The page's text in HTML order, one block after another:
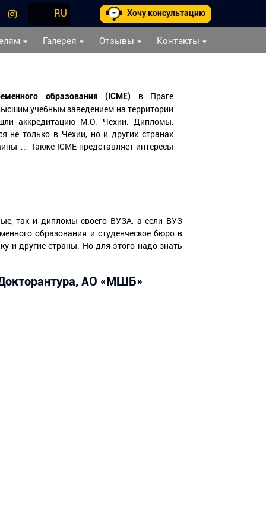
RU Хочу консультацию
Галерея Отзывы Контакты
образования (ICME) в Праге
учебным заведением на территории
аккредитацию М.О. Чехии. Дипломы,
не только в Чехии, но и других странах
… Также ICME представляет интересы
так и дипломы своего ВУЗА, а если ВУЗ
образования и студенческое бюро в
и другие страны. Но для этого надо знать
АО «МШБ»